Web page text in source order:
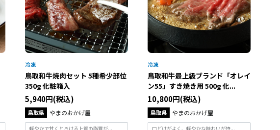
鳥取和牛焼肉セット 5種希少部位
350g 化粧箱入
5,940円(税込)
鳥取県 やまのおかげ屋
軽やかで甘くとろける上質の脂質が...
鳥取和牛最上級ブランド「オレイ
ン55」すき焼き用 500g 化...
10,800円(税込)
鳥取県 やまのおかげ屋
口どけがよく、軽やかな味わいが特...